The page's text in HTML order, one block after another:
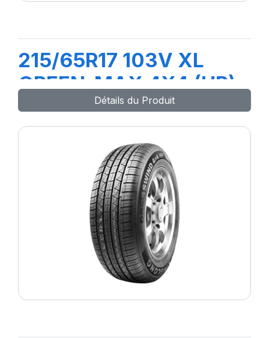
215/65R17 103V XL
GREEN-MAX 4X4 (HP)
Détails du Produit